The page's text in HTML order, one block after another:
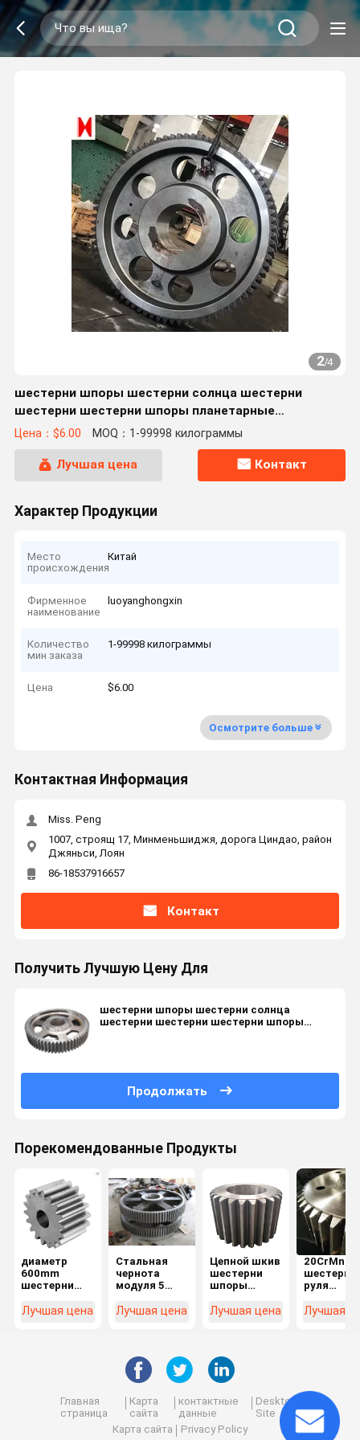
2/4
шестерни шпоры шестерни солнца шестерни
шестерни шестерни шпоры планетарные
установили
Цена：$6.00 MOQ：1-99998 килограммы
Лучшая цена Контакт
Характер Продукции
Место
происхождения
Китай
Фирменное
наименование
luoyanghongxin
Количество
мин заказа
1-99998 килограммы
Цена $6.00
Осмотрите больше
Контактная Информация
Miss. Peng
1007, строящ 17, Минменьшиджя, дорога Циндао, район
Джяньси, Лоян
86-18537916657
Контакт
Получить Лучшую Цену Для
шестерни шпоры шестерни солнца
шестерни шестерни шестерни шпоры
Продолжать
Порекомендованные Продукты
диаметр
600mm
шестерни
вковки
Лучшая цена
Стальная
чернота
модуля 5
шпоры C45
Лучшая цена
Цепной шкив
шестерни
шпоры
стали
стальной
большой
Лучшая цена
20CrMnTi
шестерня
руля
шпоры
Лучшая
Главная
страница
Карта
сайта
контактные
данные
Desktop
Site
Карта сайта
Privacy Policy